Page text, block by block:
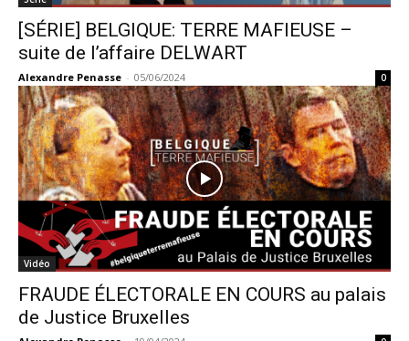
[SÉRIE] BELGIQUE: TERRE MAFIEUSE –
suite de l’affaire DELWART
Alexandre Penasse - 05/06/2024 0
Vidéo
FRAUDE ÉLECTORALE EN COURS au palais
de Justice Bruxelles